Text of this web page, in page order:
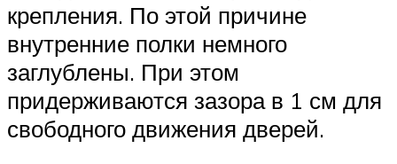
крепления. По этой причине
внутренние полки немного
заглублены. При этом
придерживаются зазора в 1 см для
свободного движения дверей.